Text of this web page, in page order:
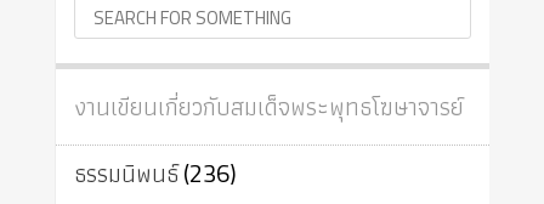
งานเขียนเกี่ยวกับสมเด็จพระพุทธโฆษาจารย์
ธรรมนิพนธ์(236)